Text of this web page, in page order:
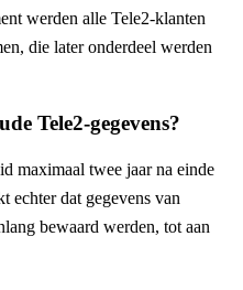
werden alle Tele2-klanten
die later onderdeel werden
Tele2-gegevens?
maximaal twee jaar na einde
echter dat gegevens van
bewaard werden, tot aan